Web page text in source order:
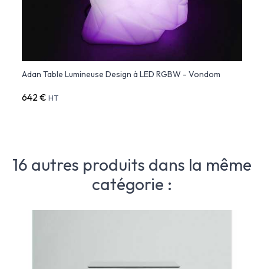
Adan Table Lumineuse Design à LED RGBW - Vondom
642 € HT
16 autres produits dans la même
catégorie :